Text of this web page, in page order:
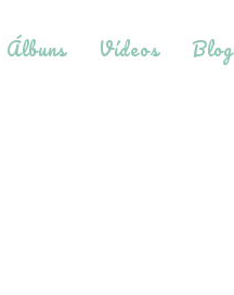
Álbuns Vídeos Blog